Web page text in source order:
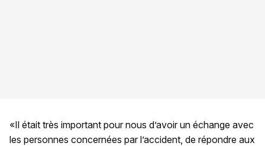
«Il était très important pour nous d’avoir un échange avec
les personnes concernées par l’accident, de répondre aux